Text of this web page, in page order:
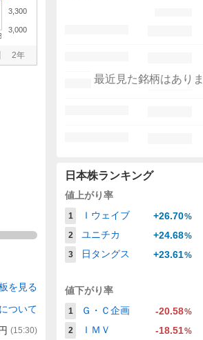
2年
3,000
3,300
を見る
ついて
(15:30)
最近見た銘柄はあり
日本株ランキング
値上がり率
1 Ｉウェイブ +26.70%
2
ユニチカ +24.68%
3
日タングス +23.61%
値下がり率
1 Ｇ・Ｃ企画 -20.58%
2
ＩＭＶ -18.51%